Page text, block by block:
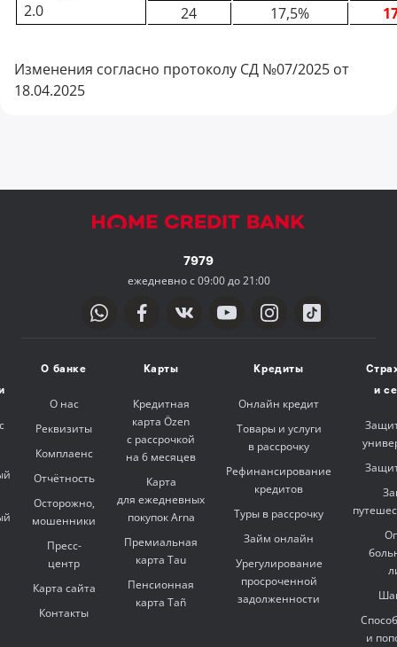
2.0
24
17,5%
Изменения согласно протоколу СД №07/2025 от
18.04.2025
7979
ежедневно с 09:00 до 21:00
О банке
О нас
Реквизиты
Комплаенс
Отчётность
Осторожно,
мошенники
Пресс-
центр
Карта сайта
Контакты
Карты
Кредитная
карта Özen
с рассрочкой
на 6 месяцев
Карта
для ежедневных
покупок Arna
Премиальная
карта Tau
Пенсионная
карта Tañ
Кредиты
Онлайн кредит
Товары и услуги
в рассрочку
Рефинансирование
кредитов
Туры в рассрочку
Займ онлайн
Урегулирование
просроченной
задолженности
и
и